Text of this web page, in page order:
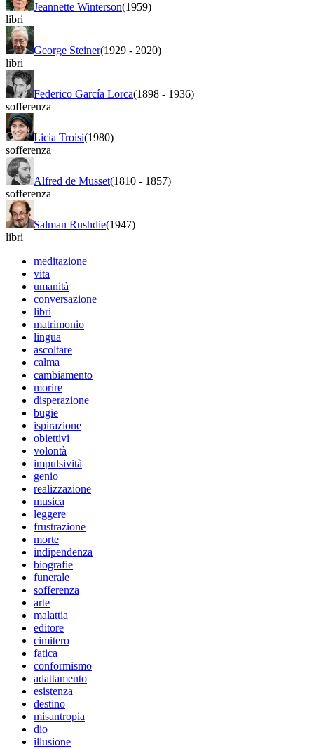
Jeannette Winterson(1959)
libri
George Steiner(1929 - 2020)
libri
Federico García Lorca(1898 - 1936)
sofferenza
Licia Troisi(1980)
sofferenza
Alfred de Musset(1810 - 1857)
sofferenza
Salman Rushdie(1947)
libri
meditazione
vita
umanità
conversazione
libri
matrimonio
lingua
ascoltare
calma
cambiamento
morire
disperazione
bugie
ispirazione
obiettivi
volontà
impulsività
genio
realizzazione
musica
leggere
frustrazione
morte
indipendenza
biografie
funerale
sofferenza
arte
malattia
editore
cimitero
fatica
conformismo
adattamento
esistenza
destino
misantropia
dio
illusione